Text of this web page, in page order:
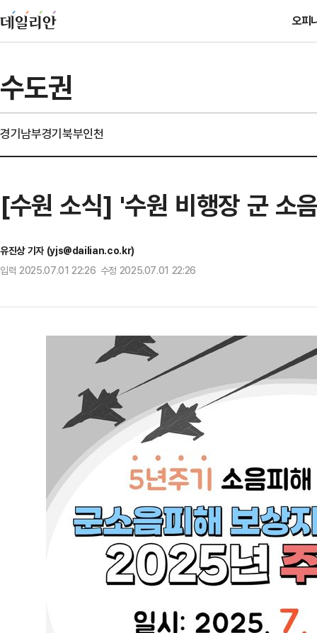
오피
수도권
경기남부경기북부인천
[수원 소식] '수원 비행장 군 소
유진상 기자 (yjs@dailian.co.kr)
입력 2025.07.01 22:26 수정 2025.07.01 22:26